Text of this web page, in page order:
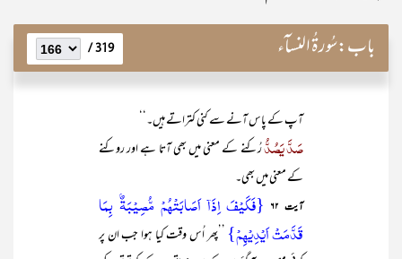
باب:سُورۃُ النسآء 319 /
آپ کے پاس آنے سے کنی کتراتے ہیں۔‘‘
صَدَّ یَصُدُّرُکنے کے معنی میں بھی آتا ہے اور روکنے
کے معنی میں بھی۔
آیت ۶۲
{فَکَیۡفَ اِذَاۤ اَصَابَتۡہُمۡ مُّصِیۡبَۃٌۢ بِمَا
قَدَّمَتۡ اَیۡدِیۡہِمۡ} ’’پھر اُس وقت کیا ہوا جب ان پر